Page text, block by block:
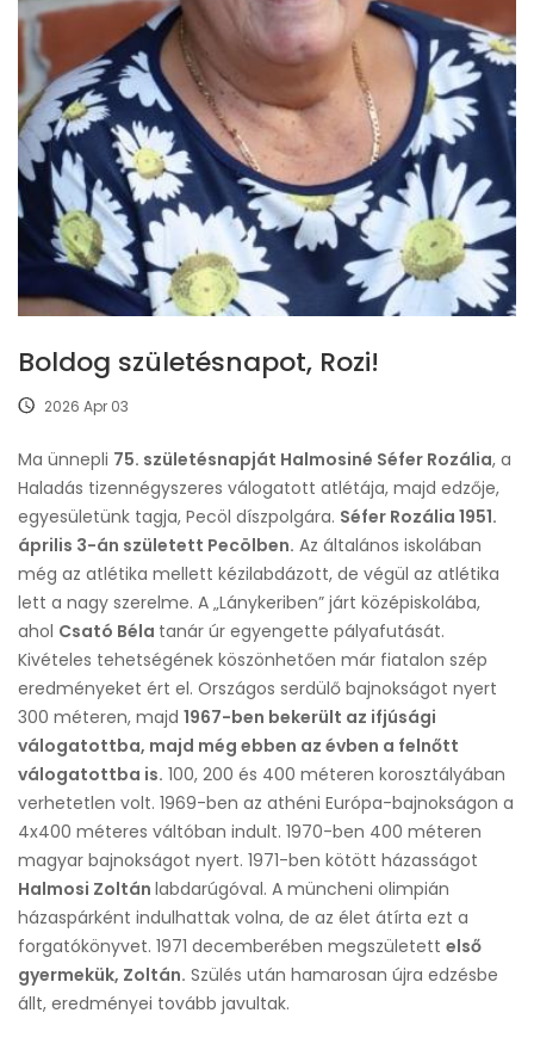
Boldog születésnapot, Rozi!
2026 Apr 03
Ma ünnepli 75. születésnapját Halmosiné Séfer Rozália, a
Haladás tizennégyszeres válogatott atlétája, majd edzője,
egyesületünk tagja, Pecöl díszpolgára. Séfer Rozália 1951.
április 3-án született Pecölben. Az általános iskolában
még az atlétika mellett kézilabdázott, de végül az atlétika
lett a nagy szerelme. A „Lánykeriben” járt középiskolába,
ahol Csató Béla tanár úr egyengette pályafutását.
Kivételes tehetségének köszönhetően már fiatalon szép
eredményeket ért el. Országos serdülő bajnokságot nyert
300 méteren, majd 1967-ben bekerült az ifjúsági
válogatottba, majd még ebben az évben a felnőtt
válogatottba is. 100, 200 és 400 méteren korosztályában
verhetetlen volt. 1969-ben az athéni Európa-bajnokságon a
4x400 méteres váltóban indult. 1970-ben 400 méteren
magyar bajnokságot nyert. 1971-ben kötött házasságot
Halmosi Zoltán labdarúgóval. A müncheni olimpián
házaspárként indulhattak volna, de az élet átírta ezt a
forgatókönyvet. 1971 decemberében megszületett első
gyermekük, Zoltán. Szülés után hamarosan újra edzésbe
állt, eredményei tovább javultak.